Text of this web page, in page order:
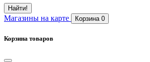
Найти!
Магазины на карте Корзина 0
Корзина товаров